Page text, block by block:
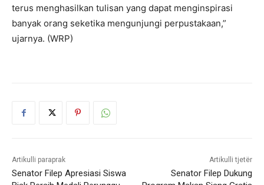
terus menghasilkan tulisan yang dapat menginspirasi
banyak orang seketika mengunjungi perpustakaan,”
ujarnya. (WRP)
Artikulli paraprak
Senator Filep Apresiasi Siswa
Artikulli tjetër
Senator Filep Dukung